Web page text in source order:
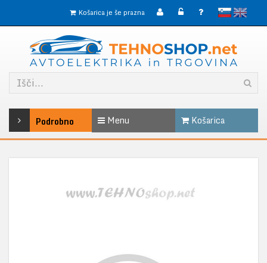
slovenskoEnglish
Košarica je še prazna
Podrobno Menu Košarica